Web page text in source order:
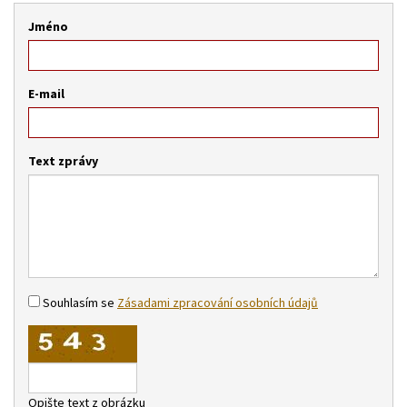
Jméno
E-mail
Text zprávy
Souhlasím se Zásadami zpracování osobních údajů
Opište text z obrázku